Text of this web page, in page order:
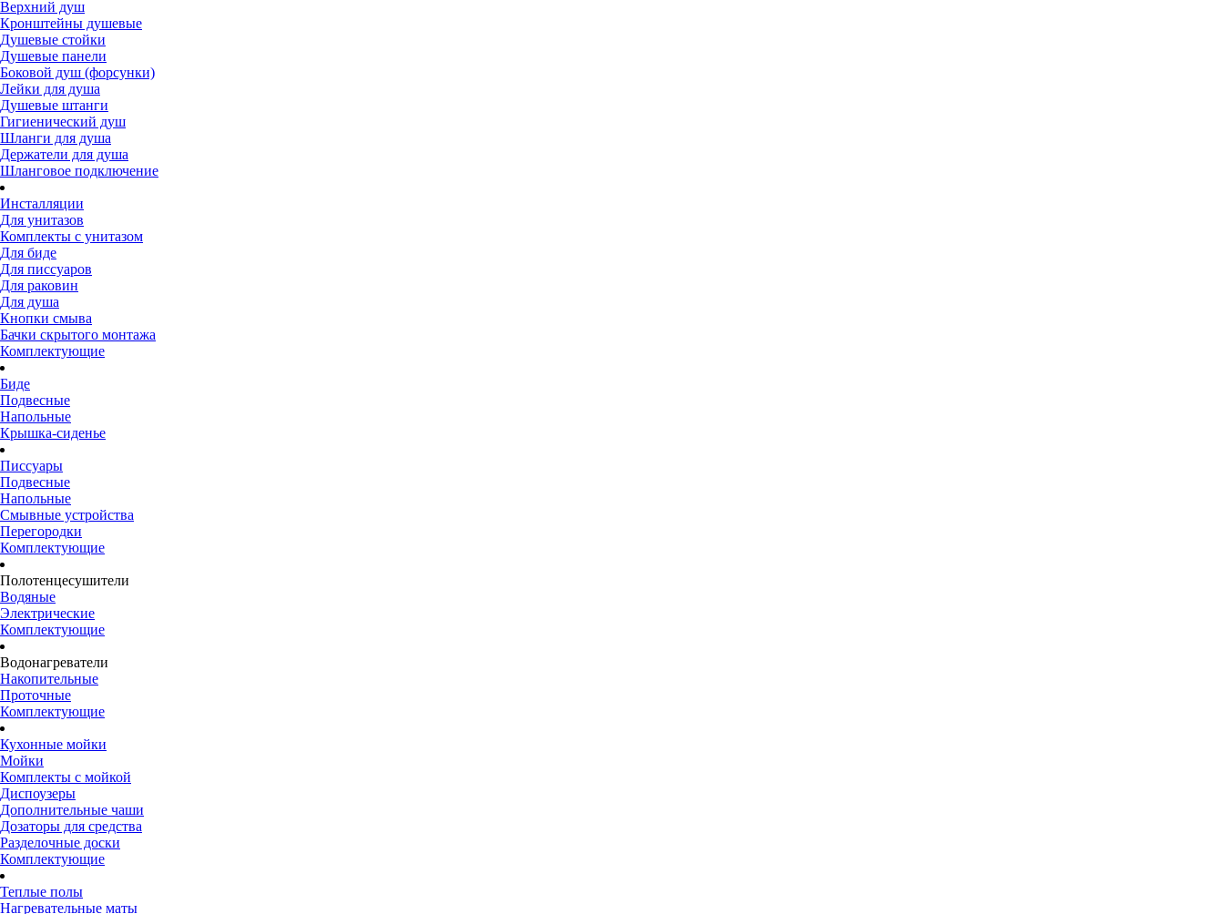
Верхний душ
Кронштейны душевые
Душевые стойки
Душевые панели
Боковой душ (форсунки)
Лейки для душа
Душевые штанги
Гигиенический душ
Шланги для душа
Держатели для душа
Шланговое подключение
Инсталляции
Для унитазов
Комплекты с унитазом
Для биде
Для писсуаров
Для раковин
Для душа
Кнопки смыва
Бачки скрытого монтажа
Комплектующие
Биде
Подвесные
Напольные
Крышка-сиденье
Писсуары
Подвесные
Напольные
Смывные устройства
Перегородки
Комплектующие
Полотенцесушители
Водяные
Электрические
Комплектующие
Водонагреватели
Накопительные
Проточные
Комплектующие
Кухонные мойки
Мойки
Комплекты с мойкой
Диспоузеры
Дополнительные чаши
Дозаторы для средства
Разделочные доски
Комплектующие
Теплые полы
Нагревательные маты